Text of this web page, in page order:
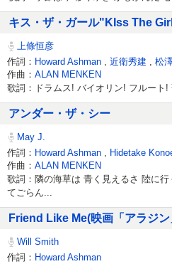
キス・ザ・ガール"KIss The
上條恒彦
作詞： Howard Ashman 近衛秀建
松
作曲： ALAN MENKEN
歌詞：ドラムス! バイオリン! フルート!
アンダー・ザ・シー
May J.
作詞： Howard Ashman Hidetake
作曲： ALAN MENKEN
歌詞：隣の海草は 青く見えるさ 陸に
てごらん...
Friend Like Me(映画「アラジ
Will Smith
作詞： Howard Ashman